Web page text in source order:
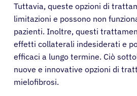
Tuttavia, queste opzioni di
limitazioni e possono non
pazienti. Inoltre, questi
effetti collaterali indesiderati e
efficaci a lungo termine. Ciò
nuove e innovative opzioni di
mielofibrosi.